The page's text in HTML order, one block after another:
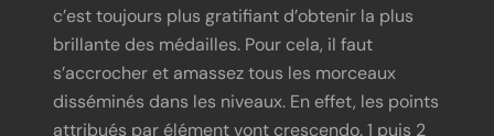
c’est toujours plus gratifiant d’obtenir la plus
brillante des médailles. Pour cela, il faut
s’accrocher et amassez tous les morceaux
disséminés dans les niveaux. En effet, les points
attribués par élément vont crescendo. 1 puis 2